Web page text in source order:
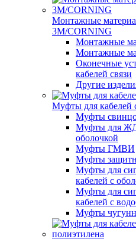
Монтажные
3M/CORNING
Монтажные
Монтажные
Оконечные
кабелей связи
Другие
Муфты для кабелей
Муфты
Муфты для ЖД
оболочкой
Муфты ГМВИ
Муфты
Муфты для
кабелей с
Муфты для
кабелей с
Муфты